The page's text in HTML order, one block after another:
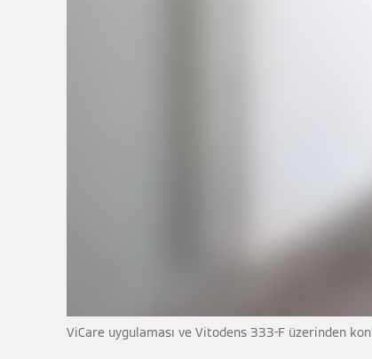
ViCare uygulaması ve Vitodens 333-F üzerinden